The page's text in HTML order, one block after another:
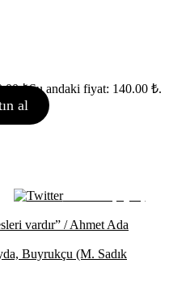
₺Şu andaki fiyat: 140.00 ₺.
al
Tweet ile paylaş
vardır” / Ahmet Ada
Buyrukçu (M. Sadık